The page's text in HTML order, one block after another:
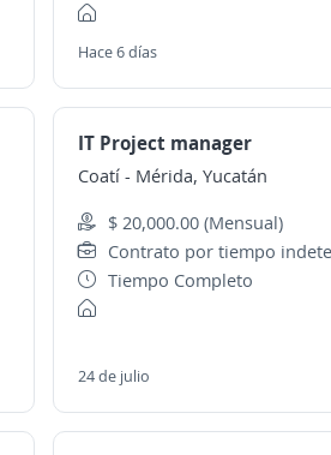
Hace 6 días
IT Project manager
Coatí - Mérida, Yucatán
$ 20,000.00 (Mensual)
Contrato por tiempo
Tiempo Completo
24 de julio